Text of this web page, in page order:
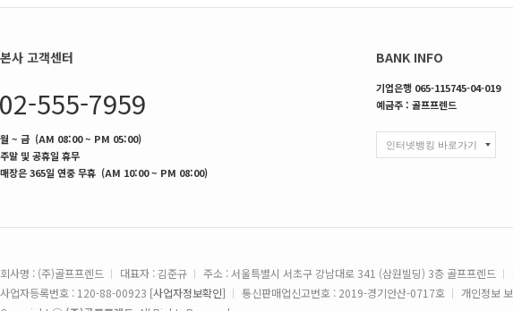
본사 고객센터
02-555-7959
월 ~ 금 (AM 08:00 ~ PM 05:00)
주말 및 공휴일 휴무
매장은 365일 연중 무휴 (AM 10:00 ~ PM 08:00)
BANK INFO
기업은행 065-115745-04-019
예금주 : 골프프렌드
회사명 : (주)골프프렌드 대표자 : 김준규 주소 : 서울특별시 서초구 강남대로 341 (삼원빌딩) 3층 골프프렌드
사업자등록번호 : 120-88-00923 [사업자정보확인] 통신판매업신고번호 : 2019-경기안산-0717호 개인정보